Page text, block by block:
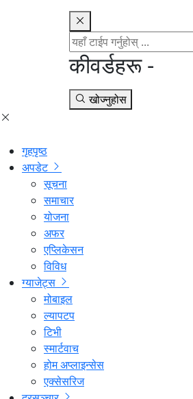
कीवर्डहरू -
खोज्नुहोस
गृहपृष्ठ
अपडेट
सूचना
समाचार
योजना
अफर
एप्लिकेसन
विविध
ग्याजेट्स
मोबाइल
ल्यापटप
टिभी
स्मार्टवाच
होम अप्लाइन्सेस
एक्सेसरिज